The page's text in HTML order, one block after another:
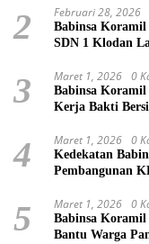
2 Februari 28, 2026
Babinsa Koramil
SDN 1 Klodan
3 Maret 1, 2026 0
Babinsa Koramil
Kerja Bakti
4 Maret 1, 2026 0
Kedekatan
Pembangunan
5 Maret 1, 2026 0
Babinsa Koramil
Bantu Warga